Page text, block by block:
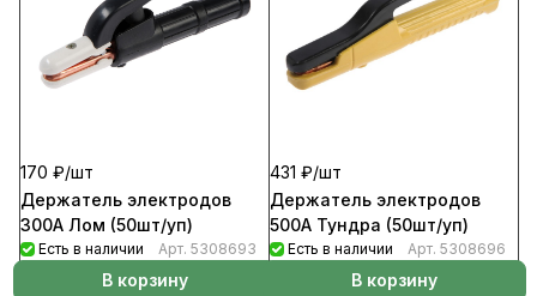
170 ₽/шт
Держатель электродов
300А Лом (50шт/уп)
Есть в наличии Арт. 5308693
В корзину
431 ₽/шт
Держатель электродов
500А Тундра (50шт/уп)
Есть в наличии Арт. 5308696
В корзину